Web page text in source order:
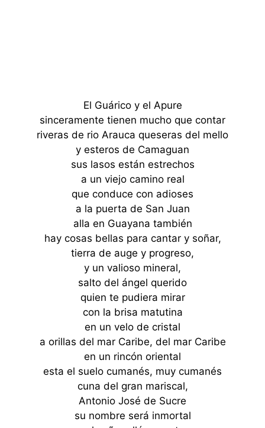
El Guárico y el Apure
sinceramente tienen mucho que contar
riveras de rio Arauca queseras del mello
y esteros de Camaguan
sus lasos están estrechos
a un viejo camino real
que conduce con adioses
a la puerta de San Juan
alla en Guayana también
hay cosas bellas para cantar y soñar,
tierra de auge y progreso,
y un valioso mineral,
salto del ángel querido
quien te pudiera mirar
con la brisa matutina
en un velo de cristal
a orillas del mar Caribe, del mar Caribe
en un rincón oriental
esta el suelo cumanés, muy cumanés
cuna del gran mariscal,
Antonio José de Sucre
su nombre será inmortal